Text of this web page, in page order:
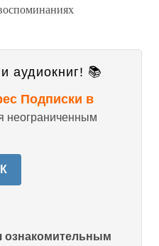
аудиокниг! 📚
Подписки в
неограниченным
ознакомительным